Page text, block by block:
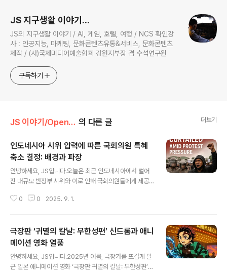
JS 지구생활 이야기...
JS의 지구생활 이야기 / AI, 게임, 호텔, 여행 / NCS 확인강
사 : 인공지능, 마케팅, 문화콘텐츠유통&서비스, 문화콘텐츠
제작 / (사)국제미디어예술협회 강원지부장 겸 수석연구원
구독하기
JS 이야기/Open AI 의 다른 글 더보기
인도네시아 시위 압력에 따른 국회의원 특혜
축소 결정: 배경과 파장
안녕하세요, JS입니다.오늘은 최근 인도네시아에서 벌어
진 대규모 반정부 시위와 이로 인해 국회의원들에게 제공
해 정리해드리겠습니다.특히, 매월 430만 원에 달하는 국
석해보겠습니다.최신 현지 뉴스와 국제 보도 등을 반영해
꼼꼼하게 분석합니다.주요 내용 요약인도네시아 국회의원
들이 받는 월 430만 원 주택 수당이 공개되며 전국적으로
대규모 반정부 시위 발생시위 도중 최소 4명 사망, 시위대
0 0 2025. 9. 1.
극장판 ‘귀멸의 칼날: 무한성편’ 신드롬과 애니
메이션 영화 열풍
안녕하세요, JS입니다.2025년 여름, 극장가를 뜨겁게 달
군 일본 애니메이션 영화 ‘극장판 귀멸의 칼날: 무한성편’이